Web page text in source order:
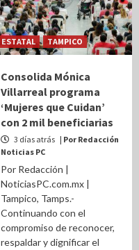
ESTATAL TAMPICO
Consolida Mónica
Villarreal programa
‘Mujeres que Cuidan’
con 2 mil beneficiarias
3 días atrás | Por Redacción
Noticias PC
Por Redacción |
NoticiasPC.com.mx |
Tampico, Tamps.-
Continuando con el
compromiso de reconocer,
respaldar y dignificar el